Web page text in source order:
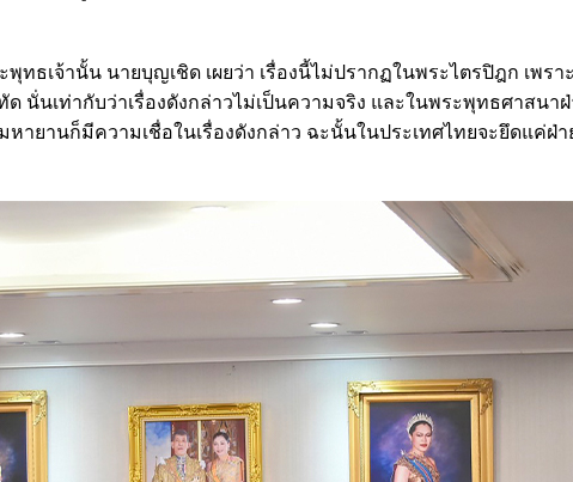
ธเจ้านั้น นายบุญเชิด เผยว่า เรื่องนี้ไม่ปรากฏในพระไตรปิฎก เพรา
นั่นเท่ากับว่าเรื่องดังกล่าวไม่เป็นความจริง และในพระพุทธศาสนาฝ่
ายานก็มีความเชื่อในเรื่องดังกล่าว ฉะนั้นในประเทศไทยจะยึดแค่ฝ่า